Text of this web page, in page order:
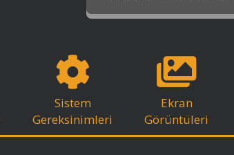
Sistem
Gereksinimleri
Ekran
Görüntüleri